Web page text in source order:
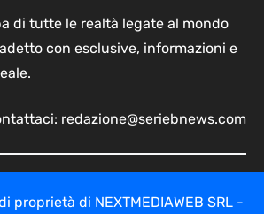
di tutte le realtà legate al mondo
con esclusive, informazioni e
redazione@seriebnews.com
proprietà di NEXTMEDIAWEB SRL -